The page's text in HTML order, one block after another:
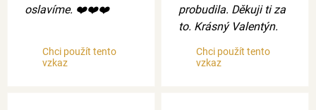
oslavíme. ❤️❤️❤️
Chci použít tento
vzkaz
probudila. Děkuji ti za
to. Krásný Valentýn.
Chci použít tento
vzkaz